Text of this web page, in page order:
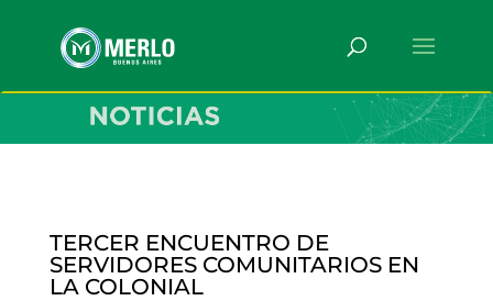
TERCER ENCUENTRO DE
SERVIDORES COMUNITARIOS EN
LA COLONIAL